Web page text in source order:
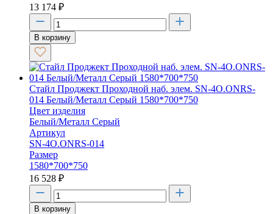
13 174 ₽
В корзину
Стайл Проджект Проходной наб. элем. SN-4O.ONRS-
014 Белый/Металл Серый 1580*700*750
Цвет изделия
Белый/Металл Серый
Артикул
SN-4O.ONRS-014
Размер
1580*700*750
16 528 ₽
В корзину